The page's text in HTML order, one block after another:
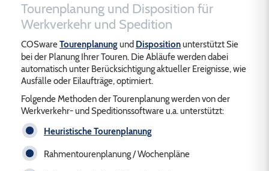
Tourenplanung und Disposition für
Werkverkehr und Spedition
COSwareTourenplanungund Dispositionunterstützt Sie
bei der Planung Ihrer Touren. Die Abläufe werden dabei
automatisch unter Berücksichtigung aktueller Ereignisse, wie
Ausfälle oder Eilaufträge, optimiert.
Folgende Methoden der Tourenplanung werden von der
Werkverkehr- und Speditionssoftware u.a. unterstützt:
Heuristische Tourenplanung
Rahmentourenplanung / Wochenpläne